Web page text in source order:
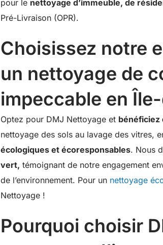
pour le nettoyage d’immeuble, de
Pré-Livraison (OPR).
Choisissez notre
un nettoyage de
impeccable en
Optez pour DMJ Nettoyage et bénéficiez
nettoyage des sols au lavage des vitres,
écologiques et écoresponsables. Nous
vert, témoignant de notre engagement
de l’environnement. Pour un nettoyage
Nettoyage !
Pourquoi choisir